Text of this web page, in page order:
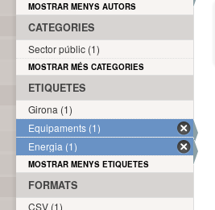
MOSTRAR MENYS AUTORS
CATEGORIES
Sector públic (1)
MOSTRAR MÉS CATEGORIES
ETIQUETES
Girona (1)
Equipaments (1)
Energia (1)
MOSTRAR MENYS ETIQUETES
FORMATS
CSV (1)